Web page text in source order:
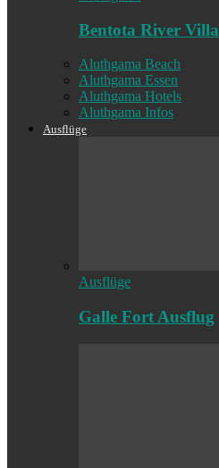
Bentota River Villa
Aluthgama Beach
Aluthgama Essen
Aluthgama Hotels
Aluthgama Infos
Ausflüge
Ausflüge
Galle Fort Ausflug